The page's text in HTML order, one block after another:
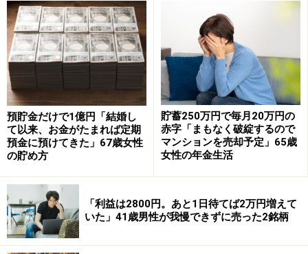
口座へ毎月定額を移して補っています。それでも足りな
い急な医療費などは子どもに相談することもあります
が、できるだけ自分の貯蓄内で収まるよう食費を削って
対応」しているとのこと。
「夫に先立たれ、遺族厚生年金と自分の老齢基礎年金だ
けでは家賃を払うとほとんど手元に残りません。生活水
準を極限まで下げていますが、物価高の影響で食費がか
さみ、想定していた以上に貯金を取り崩すスピードが速
くて不安」と危機感を募らせます。
「牛肉や刺身が高級品になってしまった」
年金生活で特にきついと感じる支出は、やはり「住居費
預貯金だけで1億円「結婚し
て以来、お金がたまれば定期
預金に預けてきた」67歳女性
の貯め方
貯蓄250万円で毎月20万円の
赤字「まもなく破綻するので
マンションを売却予定」65歳
女性の年金生活
「利益は2800円。あと1日待てば2万円増えて
いた」41歳男性が我慢できずに売った2銘柄